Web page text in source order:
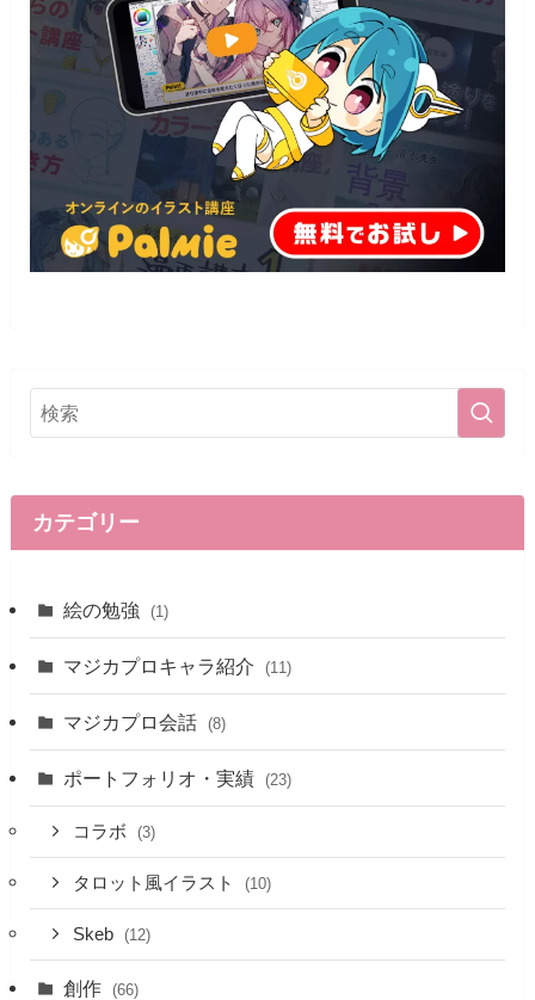
カテゴリー
絵の勉強 (1)
マジカプロキャラ紹介 (11)
マジカプロ会話 (8)
ポートフォリオ・実績 (23)
コラボ (3)
タロット風イラスト (10)
Skeb (12)
創作 (66)